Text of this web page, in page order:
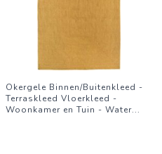
Okergele Binnen/Buitenkleed -
Terraskleed Vloerkleed -
Woonkamer en Tuin - Water...